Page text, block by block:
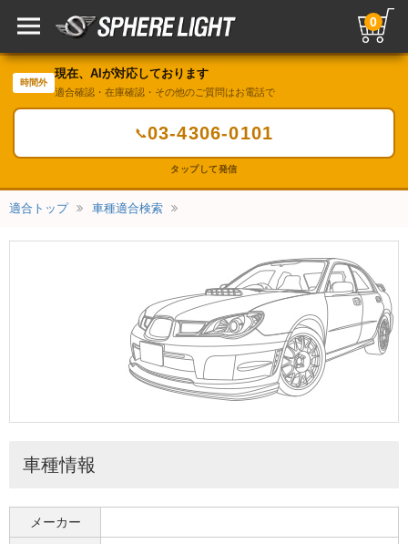
0
時間外
現在、AIが対応しております
適合確認・在庫確認・その他のご質問はお電話で
📞03-4306-0101
タップして発信
適合トップ 車種適合検索
車種情報
メーカー